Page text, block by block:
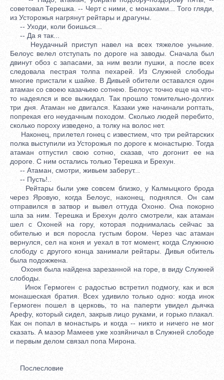
советовал Терешка. -- Черт с ними, с монахами... Того гляди,
из Усторожья нагрянут рейтары и драгуны.
-- Уходи, коли боишься...
-- Да я так...
Неудачный приступ навел на всех тяжелое уныние.
Белоус велел отступать по дороге на заводы. Сначала был
двинут обоз с запасами, за ним везли пушки, а после всех
следовала пестрая толпа пехарей. Из Служней слободы
многие пристали к шайке. В Дивьей обители оставался один
атаман со своею казачьею сотнею. Белоус точно еще на что-
то надеялся и все выжидал. Так прошло томительно-долгих
три дня. Атаман не двигался. Казаки уже начинали роптать,
попрекая его неудачным походом. Сколько людей перебито,
сколько пороху изведено, а толку на волос нет.
Наконец, прилетел гонец с известием, что три рейтарских
полка выступили из Усторожья по дороге к монастырю. Тогда
атаман отпустил свою сотню, сказав, что догонит ее на
дороге. С ним остались только Терешка и Брехун.
-- Атаман, смотри, живьем заберут...
-- Пусть!..
Рейтары были уже совсем близко, у Калмыцкого брода
через Яровую, когда Белоус, наконец, поднялся. Он сам
отправился в затвор и вывел оттуда Охоню. Она покорно
шла за ним. Терешка и Брехун долго смотрели, как атаман
шел с Охоней на гору, которая поднималась сейчас за
обителью и вся поросла густым бором. Через час атаман
вернулся, сел на коня и уехал в тот момент, когда Служнюю
слободу с другого конца занимали рейтары. Дивья обитель
была подожжена.
Охоня была найдена зарезанной на горе, в виду Служней
слободы.
Инок Гермоген с радостью встретил подмогу, как и вся
монашеская братия. Всех удивило только одно: когда инок
Гермоген пошел в церковь, то на паперти увидел дьячка
Арефу, который сидел, закрыв лицо руками, и горько плакал.
Как он попал в монастырь и когда -- никто и ничего не мог
сказать. А маэор Мамеев уже хозяйничал в Служней слободе
и первым делом связал попа Мирона.
Послесловие